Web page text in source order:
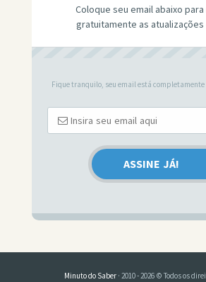
Coloque seu email abaixo
gratuitamente as atualizações
Fique tranquilo, seu email está completamente
Minuto do Saber· 2010 - 2026 © Todos os